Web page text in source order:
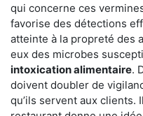
qui concerne ces
favorise des détections
atteinte à la propreté des
eux des microbes
intoxication alimentaire.
doivent doubler de
qu’ils servent aux clients.